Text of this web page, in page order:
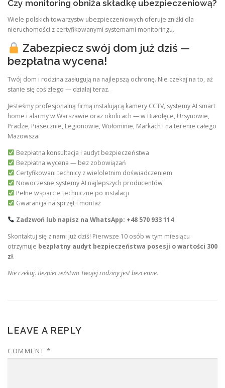
Czy monitoring obniża składkę ubezpieczeniową?
Wiele polskich towarzystw ubezpieczeniowych oferuje zniżki dla
nieruchomości z certyfikowanymi systemami monitoringu.
Zabezpiecz swój dom już dziś —
bezpłatna wycena!
Twój dom i rodzina zasługują na najlepszą ochronę. Nie czekaj na to, aż
stanie się coś złego — działaj teraz.
Jesteśmy profesjonalną firmą instalującą kamery CCTV, systemy AI smart
home i alarmy w Warszawie oraz okolicach — w Białołęce, Ursynowie,
Pradze, Piasecznie, Legionowie, Wołominie, Markach i na terenie całego
Mazowsza.
Bezpłatna konsultacja i audyt bezpieczeństwa
Bezpłatna wycena — bez zobowiązań
Certyfikowani technicy z wieloletnim doświadczeniem
Nowoczesne systemy AI najlepszych producentów
Pełne wsparcie techniczne po instalacji
Gwarancja na sprzęt i montaż
Zadzwoń lub napisz na WhatsApp: +48 570 933 114
Skontaktuj się z nami już dziś! Pierwsze 10 osób w tym miesiącu
otrzymuje bezpłatny audyt bezpieczeństwa posesji o wartości 300
zł.
Nie czekaj. Bezpieczeństwo Twojej rodziny jest bezcenne.
LEAVE A REPLY
COMMENT *